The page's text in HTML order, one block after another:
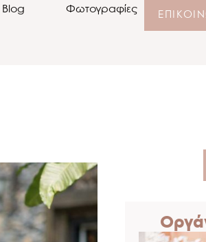
Blog Φωτογραφίες